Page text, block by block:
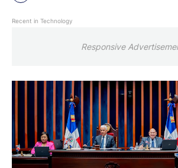
Recent in Technology
Responsive